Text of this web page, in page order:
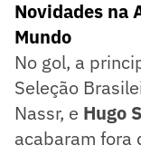
Novidades na
Mundo
No gol, a
Seleção
Nassr, e Hugo
acabaram fora